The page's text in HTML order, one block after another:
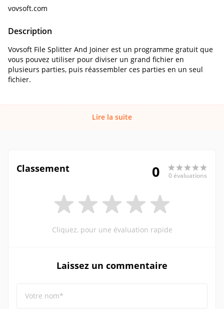
vovsoft.com
Description
Vovsoft File Splitter And Joiner est un programme gratuit que
vous pouvez utiliser pour diviser un grand fichier en
plusieurs parties, puis réassembler ces parties en un seul
fichier.
Lire la suite
Classement 0 0 évaluations
Cliquez, pour une évaluation rapide
Laissez un commentaire
Votre nom*